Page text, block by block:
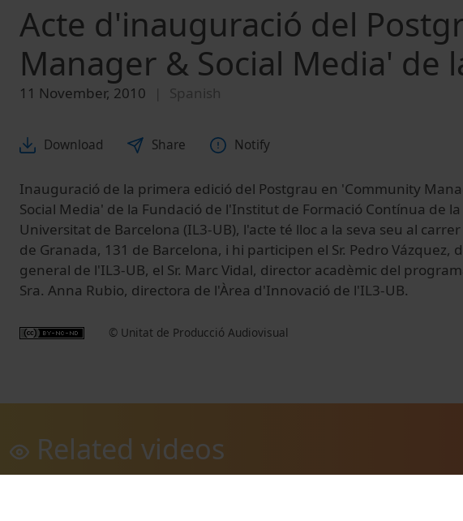
Acte d'inauguració del
Manager & Social Media' de
11 November, 2010 Spanish
Download Share Notify
Inauguració de la primera edició del Postgrau en 'Community
Social Media' de la Fundació de l'Institut de Formació Contínua de la
Universitat de Barcelona (IL3-UB), l'acte té lloc a la seva seu al
de Granada, 131 de Barcelona, i hi participen el Sr. Pedro Vázquez,
general de l'IL3-UB, el Sr. Marc Vidal, director acadèmic del
Sra. Anna Rubio, directora de l'Àrea d'Innovació de l'IL3-UB.
© Unitat de Producció Audiovisual
Related videos